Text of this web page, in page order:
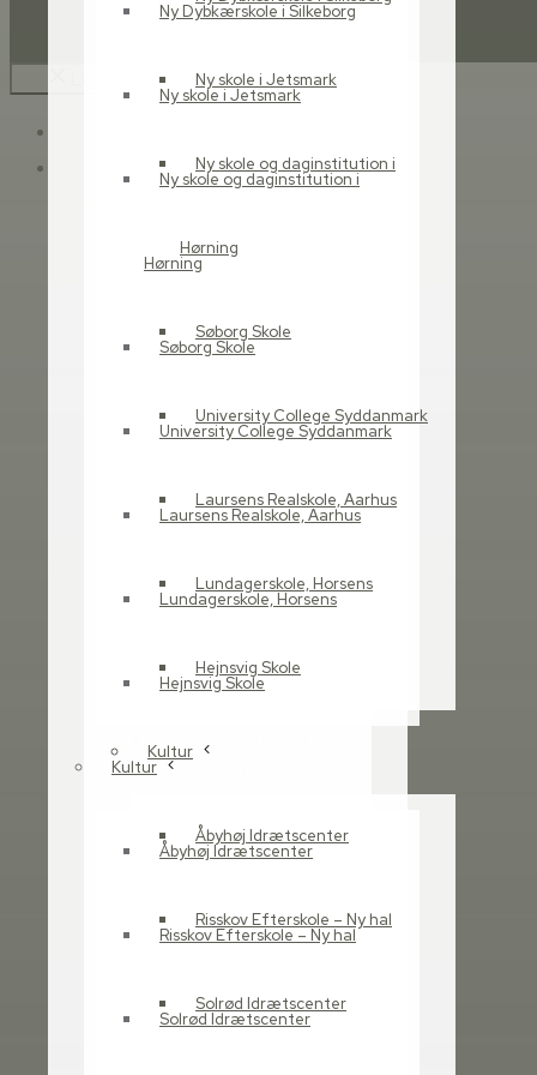
Ny skole i Jetsmark
Ny skole og daginstitution i
Hørning
Søborg Skole
University College Syddanmark
Laursens Realskole, Aarhus
Lundagerskole, Horsens
Hejnsvig Skole
Kultur
Åbyhøj Idrætscenter
Risskov Efterskole – Ny hal
Solrød Idrætscenter
Ny Dybkærskole i Silkeborg
Ny skole i Jetsmark
Ny skole og daginstitution i
Hørning
Søborg Skole
University College Syddanmark
Laursens Realskole, Aarhus
Lundagerskole, Horsens
Hejnsvig Skole
Kultur
Åbyhøj Idrætscenter
Risskov Efterskole – Ny hal
Solrød Idrætscenter
Referencer
Fællesbo
Odense Letbane, Odense
Kildeparken
Læring
VIA University College
Syd – BUGS
UCN – Sofiendalsvej
Vestre Skole
Havdrup Vest
DMJX Ørestad
Børne- og ungeunivers v.
Åby skole
Smørum
Brande Skole